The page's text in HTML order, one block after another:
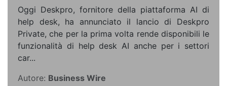
Oggi Deskpro, fornitore della piattaforma AI di
help desk, ha annunciato il lancio di Deskpro
Private, che per la prima volta rende disponibili le
funzionalità di help desk AI anche per i settori
car...
Autore: Business Wire